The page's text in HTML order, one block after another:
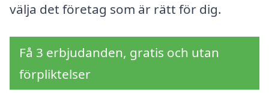
välja det företag som är rätt för dig.
Få 3 erbjudanden, gratis och utan
förpliktelser